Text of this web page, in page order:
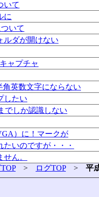
いて
に
いて
ルダが開けない
ャプチャ
角英数文字にならない
したい
でしか認識しない
）に！マークが
たいのですが・・・
ん。
> ログTOP> 平